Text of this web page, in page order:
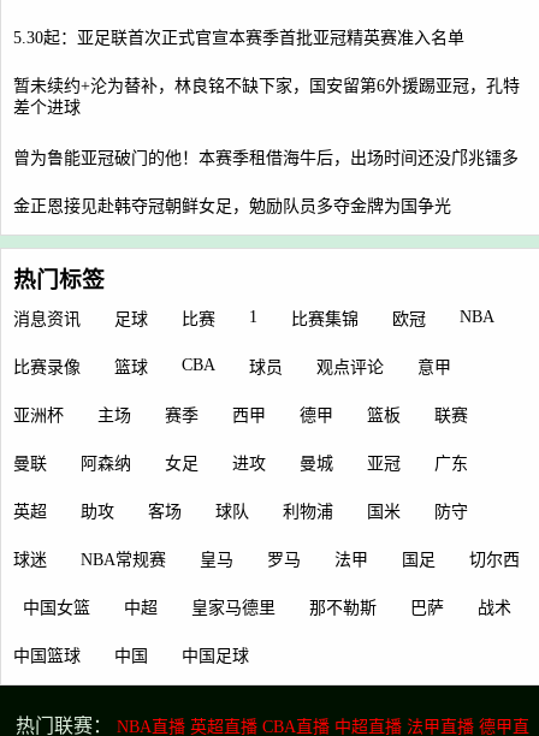
5.30起：亚足联首次正式官宣本赛季首批亚冠精英赛准入名单
暂未续约+沦为替补，林良铭不缺下家，国安留第6外援踢亚冠，孔特
差个进球
曾为鲁能亚冠破门的他！本赛季租借海牛后，出场时间还没邝兆镭多
金正恩接见赴韩夺冠朝鲜女足，勉励队员多夺金牌为国争光
热门标签
消息资讯 足球 比赛 1 比赛集锦 欧冠 NBA
比赛录像 篮球 CBA 球员 观点评论 意甲
亚洲杯 主场 赛季 西甲 德甲 篮板 联赛
曼联 阿森纳 女足 进攻 曼城 亚冠 广东
英超 助攻 客场 球队 利物浦 国米 防守
球迷 NBA常规赛 皇马 罗马 法甲 国足 切尔西
中国女篮 中超 皇家马德里 那不勒斯 巴萨 战术
中国篮球 中国 中国足球
热门联赛： NBA直播 英超直播 CBA直播 中超直播 法甲直播 德甲直